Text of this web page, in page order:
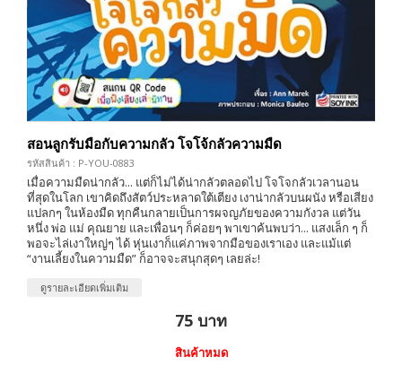
สอนลูกรับมือกับความกลัว โจโจ้กลัวความมืด
รหัสสินค้า : P-YOU-0883
เมื่อความมืดน่ากลัว... แต่ก็ไม่ได้น่ากลัวตลอดไป โจโจกลัวเวลานอน
ที่สุดในโลก เขาคิดถึงสัตว์ประหลาดใต้เตียง เงาน่ากลัวบนผนัง หรือเสียง
แปลกๆ ในห้องมืด ทุกคืนกลายเป็นการผจญภัยของความกังวล แต่วัน
หนึ่ง พ่อ แม่ คุณยาย และเพื่อนๆ ก็ค่อยๆ พาเขาค้นพบว่า... แสงเล็ก ๆ ก็
พอจะไล่เงาใหญ่ๆ ได้ หุ่นเงาก็แค่ภาพจากมือของเราเอง และแม้แต่
“งานเลี้ยงในความมืด” ก็อาจจะสนุกสุดๆ เลยล่ะ!
ดูรายละเอียดเพิ่มเติม
75 บาท
สินค้าหมด